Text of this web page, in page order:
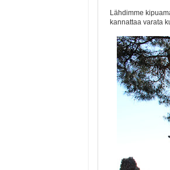
Lähdimme
kannattaa varata